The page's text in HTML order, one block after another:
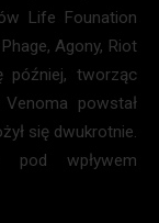
Life Founation
Agony, Riot
później, tworząc
powstał
się dwukrotnie.
pod wpływem